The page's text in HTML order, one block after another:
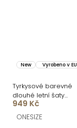
New Vyrobeno v EU
Tyrkysové barevné
dlouhé letní šaty
WESSAYA
949 Kč
ONESIZE